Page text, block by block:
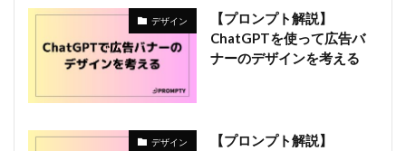
デザイン
【プロンプト解説】
ChatGPTを使って広告バ
ナーのデザインを考える
デザイン
【プロンプト解説】